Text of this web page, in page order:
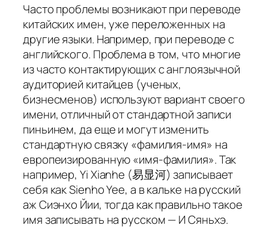
Часто проблемы возникают при переводе
китайских имен, уже переложенных на
другие языки. Например, при переводе с
английского. Проблема в том, что многие
из часто контактирующих с англоязычной
аудиторией китайцев (ученых,
бизнесменов) используют вариант своего
имени, отличный от стандартной записи
пиньинем, да еще и могут изменить
стандартную связку «фамилия-имя» на
европеизированную «имя-фамилия». Так
например, Yi Xianhe (易显河) записывает
себя как Sienho Yee, а в кальке на русский
аж Сиэнхо Йии, тогда как правильно такое
имя записывать на русском — И Сяньхэ.